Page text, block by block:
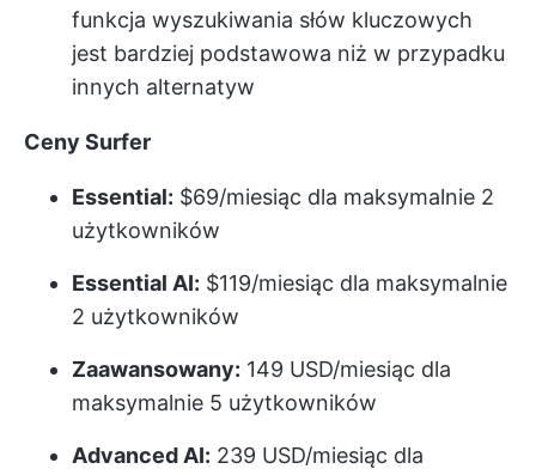
funkcja wyszukiwania słów kluczowych
jest bardziej podstawowa niż w przypadku
innych alternatyw
Ceny Surfer
Essential: $69/miesiąc dla maksymalnie 2
użytkowników
Essential AI: $119/miesiąc dla maksymalnie
2 użytkowników
Zaawansowany: 149 USD/miesiąc dla
maksymalnie 5 użytkowników
Advanced AI: 239 USD/miesiąc dla